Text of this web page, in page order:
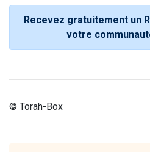
Recevez gratuitement un
votre
© Torah-Box